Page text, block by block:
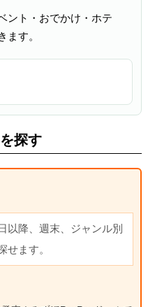
ント・おでかけ・ホテ
ます。
探す
以降、週末、ジャンル別
せます。